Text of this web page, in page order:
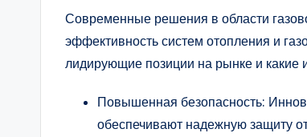
Современные решения в области
эффективность систем отопления и
лидирующие позиции на рынке и какие
Повышенная безопасность:
обеспечивают надежную защиту